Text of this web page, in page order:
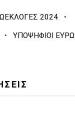
2024 ·
· ΥΠΟΨΗΦΙΟΙ